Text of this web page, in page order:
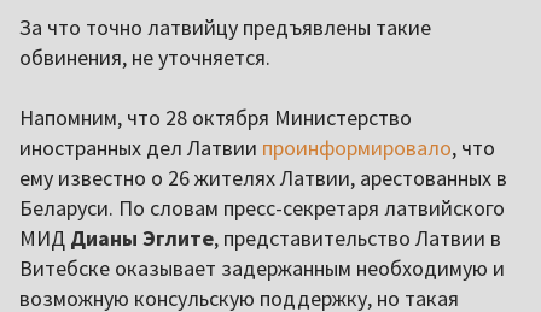
За что точно латвийцу предъявлены такие
обвинения, не уточняется.
Напомним, что 28 октября Министерство
иностранных дел Латвии проинформировало, что
ему известно о 26 жителях Латвии, арестованных в
Беларуси. По словам пресс-секретаря латвийского
МИД Дианы Эглите, представительство Латвии в
Витебске оказывает задержанным необходимую и
возможную консульскую поддержку, но такая